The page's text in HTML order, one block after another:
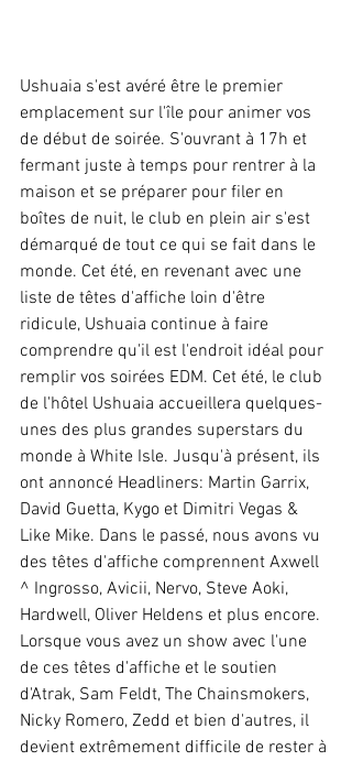
Ushuaia s'est avéré être le premier
emplacement sur l'île pour animer vos
de début de soirée. S'ouvrant à 17h et
fermant juste à temps pour rentrer à la
maison et se préparer pour filer en
boîtes de nuit, le club en plein air s'est
démarqué de tout ce qui se fait dans le
monde. Cet été, en revenant avec une
liste de têtes d'affiche loin d'être
ridicule, Ushuaia continue à faire
comprendre qu'il est l'endroit idéal pour
remplir vos soirées EDM. Cet été, le club
de l'hôtel Ushuaia accueillera quelques-
unes des plus grandes superstars du
monde à White Isle. Jusqu'à présent, ils
ont annoncé Headliners: Martin Garrix,
David Guetta, Kygo et Dimitri Vegas &
Like Mike. Dans le passé, nous avons vu
des têtes d'affiche comprennent Axwell
^ Ingrosso, Avicii, Nervo, Steve Aoki,
Hardwell, Oliver Heldens et plus encore.
Lorsque vous avez un show avec l'une
de ces têtes d'affiche et le soutien
d'Atrak, Sam Feldt, The Chainsmokers,
Nicky Romero, Zedd et bien d'autres, il
devient extrêmement difficile de rester à